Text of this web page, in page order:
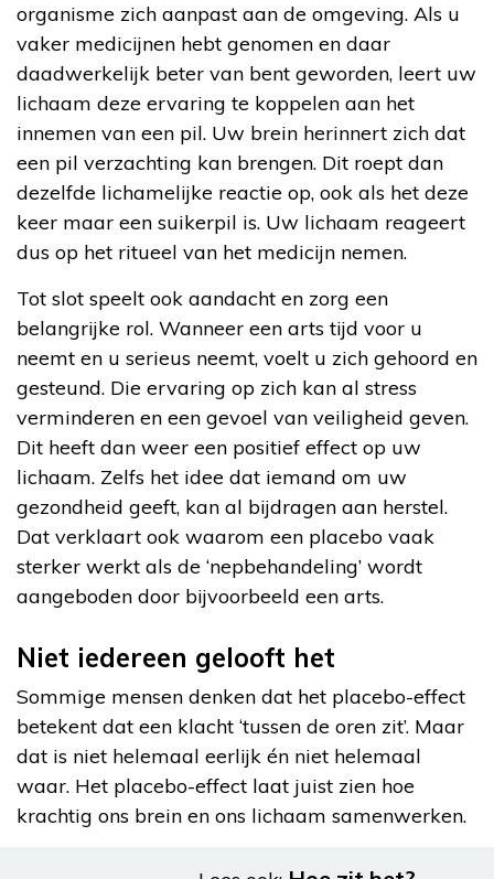
organisme zich aanpast aan de omgeving. Als u
vaker medicijnen hebt genomen en daar
daadwerkelijk beter van bent geworden, leert uw
lichaam deze ervaring te koppelen aan het
innemen van een pil. Uw brein herinnert zich dat
een pil verzachting kan brengen. Dit roept dan
dezelfde lichamelijke reactie op, ook als het deze
keer maar een suikerpil is. Uw lichaam reageert
dus op het ritueel van het medicijn nemen.
Tot slot speelt ook aandacht en zorg een
belangrijke rol. Wanneer een arts tijd voor u
neemt en u serieus neemt, voelt u zich gehoord en
gesteund. Die ervaring op zich kan al stress
verminderen en een gevoel van veiligheid geven.
Dit heeft dan weer een positief effect op uw
lichaam. Zelfs het idee dat iemand om uw
gezondheid geeft, kan al bijdragen aan herstel.
Dat verklaart ook waarom een placebo vaak
sterker werkt als de ‘nepbehandeling’ wordt
aangeboden door bijvoorbeeld een arts.
Niet iedereen gelooft het
Sommige mensen denken dat het placebo-effect
betekent dat een klacht ‘tussen de oren zit’. Maar
dat is niet helemaal eerlijk én niet helemaal
waar. Het placebo-effect laat juist zien hoe
krachtig ons brein en ons lichaam samenwerken.